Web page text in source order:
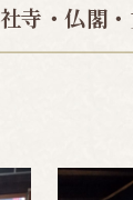
社寺・仏閣